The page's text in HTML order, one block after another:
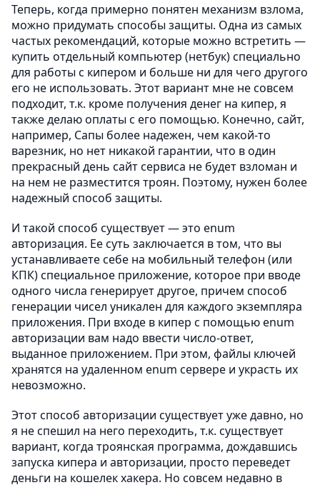
Теперь, когда примерно понятен механизм взлома,
можно придумать способы защиты. Одна из самых
частых рекомендаций, которые можно встретить —
купить отдельный компьютер (нетбук) специально
для работы с кипером и больше ни для чего другого
его не использовать. Этот вариант мне не совсем
подходит, т.к. кроме получения денег на кипер, я
также делаю оплаты с его помощью. Конечно, сайт,
например, Сапы более надежен, чем какой-то
варезник, но нет никакой гарантии, что в один
прекрасный день сайт сервиса не будет взломан и
на нем не разместится троян. Поэтому, нужен более
надежный способ защиты.
И такой способ существует — это enum
авторизация. Ее суть заключается в том, что вы
устанавливаете себе на мобильный телефон (или
КПК) специальное приложение, которое при вводе
одного числа генерирует другое, причем способ
генерации чисел уникален для каждого экземпляра
приложения. При входе в кипер с помощью enum
авторизации вам надо ввести число-ответ,
выданное приложением. При этом, файлы ключей
хранятся на удаленном enum сервере и украсть их
невозможно.
Этот способ авторизации существует уже давно, но
я не спешил на него переходить, т.к. существует
вариант, когда троянская программа, дождавшись
запуска кипера и авторизации, просто переведет
деньги на кошелек хакера. Но совсем недавно в